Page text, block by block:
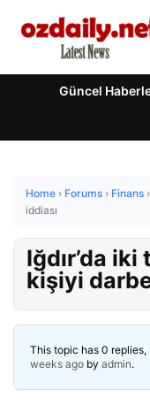
Güncel
Home › Forums › Finans ›
iddiası
Iğdır’da
kişiyi
This topic has 0
weeks ago by admin.